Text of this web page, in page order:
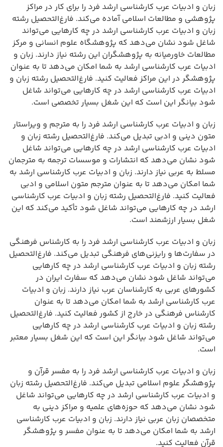
زبان و ادبیات عرب کارشناسی ارشد فرد را برای کار در مراکز
پژوهشی و مطالعات اسلامی آماده می‌کند. فارغ‌التحصیل رشته
زبان و ادبیات عرب کارشناسی ارشد در چه کارهایی می‌تواند
شاغل شود نشان می‌دهد که پژوهشگاه علوم انسانی و مرکز
مطالعات خاورمیانه به پژوهشگران این رشته نیاز دارند. زبان و
ادبیات عرب کارشناسی ارشد به شما امکان می‌دهد تا به عنوان
پژوهشگر در این مراکز فعالیت کنید. فارغ‌التحصیل رشته زبان و
ادبیات عرب کارشناسی ارشد در چه کارهایی می‌تواند شاغل
شود بیانگر این است که این شغل بسیار تخصصی است.
زبان و ادبیات عرب کارشناسی ارشد فرد را به مترجم و ویراستار
متون دینی و ادبی تبدیل می‌کند. فارغ‌التحصیل رشته زبان و
ادبیات عرب کارشناسی ارشد در چه کارهایی می‌تواند شاغل
شود نشان می‌دهد که انتشارات و موسسات ترجمه به مترجمان
مسلط به عربی نیاز دارند. زبان و ادبیات عرب کارشناسی ارشد به
شما امکان می‌دهد تا به عنوان مترجم متون اسلامی و ادبی
فعالیت کنید. فارغ‌التحصیل رشته زبان و ادبیات عرب کارشناسی
ارشد در چه کارهایی می‌تواند شاغل شود تأکید می‌کند که این
شغل بسیار ارزشمند است.
زبان و ادبیات عرب کارشناسی ارشد فرد را به کارشناس فرهنگی
در سفارت‌ها و رایزنی‌های فرهنگی تبدیل می‌کند. فارغ‌التحصیل
رشته زبان و ادبیات عرب کارشناسی ارشد در چه کارهایی
می‌تواند شاغل شود نشان می‌دهد که سفارت ایران در
کشورهای عربی به کارشناسان عرب نیاز دارند. زبان و ادبیات
عرب کارشناسی ارشد به شما امکان می‌دهد تا به عنوان
کارشناس فرهنگی در خارج از کشور فعالیت کنید. فارغ‌التحصیل
رشته زبان و ادبیات عرب کارشناسی ارشد در چه کارهایی
می‌تواند شاغل شود بیانگر این است که این شغل بسیار معتبر
است.
زبان و ادبیات عرب کارشناسی ارشد فرد را به مفسر قرآن و
پژوهشگر علوم اسلامی تبدیل می‌کند. فارغ‌التحصیل رشته زبان
و ادبیات عرب کارشناسی ارشد در چه کارهایی می‌تواند شاغل
شود نشان می‌دهد که حوزه‌های علمیه و مراکز دینی به
متخصصان زبان عربی نیاز دارند. زبان و ادبیات عرب کارشناسی
ارشد به شما امکان می‌دهد تا به عنوان مفسر و پژوهشگر
قرآن فعالیت کنید.